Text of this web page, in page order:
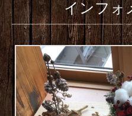
インフォ